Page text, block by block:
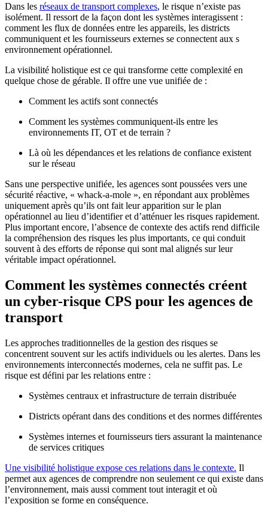
Dans les réseaux de transport complexes, le risque n’existe pas
isolément. Il ressort de la façon dont les systèmes interagissent :
comment les flux de données entre les appareils, les districts
communiquent et les fournisseurs externes se connectent aux s
environnement opérationnel.
La visibilité holistique est ce qui transforme cette complexité en
quelque chose de gérable. Il offre une vue unifiée de :
Comment les actifs sont connectés
Comment les systèmes communiquent-ils entre les
environnements IT, OT et de terrain ?
Là où les dépendances et les relations de confiance existent
sur le réseau
Sans une perspective unifiée, les agences sont poussées vers une
sécurité réactive, « whack-a-mole », en répondant aux problèmes
uniquement après qu’ils ont fait leur apparition sur le plan
opérationnel au lieu d’identifier et d’atténuer les risques rapidement.
Plus important encore, l’absence de contexte des actifs rend difficile
la compréhension des risques les plus importants, ce qui conduit
souvent à des efforts de réponse qui sont mal alignés sur leur
véritable impact opérationnel.
Comment les systèmes connectés créent
un cyber-risque CPS pour les agences de
transport
Les approches traditionnelles de la gestion des risques se
concentrent souvent sur les actifs individuels ou les alertes. Dans les
environnements interconnectés modernes, cela ne suffit pas. Le
risque est défini par les relations entre :
Systèmes centraux et infrastructure de terrain distribuée
Districts opérant dans des conditions et des normes différentes
Systèmes internes et fournisseurs tiers assurant la maintenance
de services critiques
Une visibilité holistique expose ces relations dans le contexte. Il
permet aux agences de comprendre non seulement ce qui existe dans
l’environnement, mais aussi comment tout interagit et où
l’exposition se forme en conséquence.